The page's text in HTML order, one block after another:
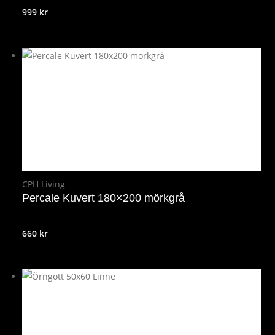
999 kr
CPH Living
Percale Kuvert 180×200 mörkgrå
660 kr